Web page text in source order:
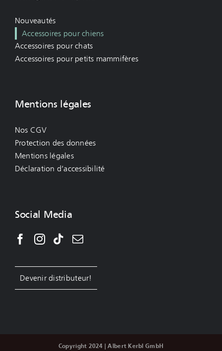
Nouveautés
Accessoires pour chiens
Accessoires pour chats
Accessoires pour petits mammifères
Mentions légales
Nos CGV
Protection des données
Mentions légales
Déclaration d’accessibilité
Social Media
Devenir distributeur!
Copyright 2024 | Albert Kerbl GmbH